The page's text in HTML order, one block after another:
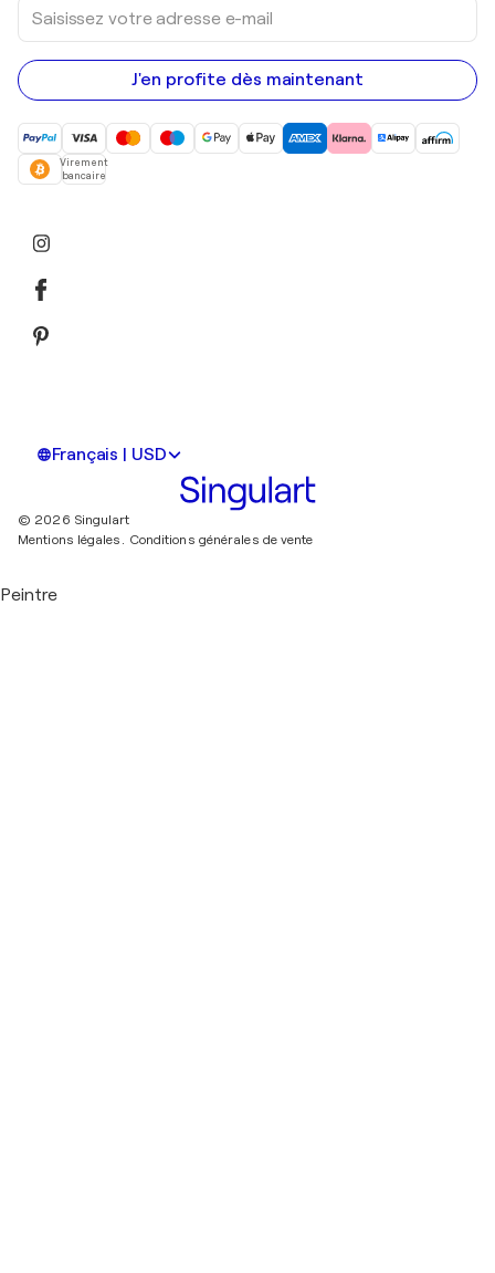
votre
adresse
e-
mail
J'en profite dès maintenant
Virement
bancaire
Français | USD
© 2026 Singulart
Mentions légales.
Conditions générales de vente
Peintre